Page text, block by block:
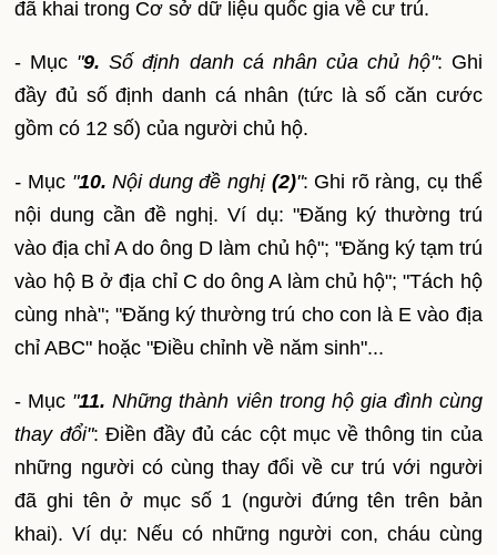
đã khai trong Cơ sở dữ liệu quốc gia về cư trú.
- Mục "9.Số định danh cá nhân của chủ hộ": Ghi
đầy đủ số định danh cá nhân (tức là số căn cước
gồm có 12 số) của người chủ hộ.
- Mục "10. Nội dung đề nghị (2)": Ghi rõ ràng, cụ thể
nội dung cần đề nghị. Ví dụ: "Đăng ký thường trú
vào địa chỉ A do ông D làm chủ hộ"; "Đăng ký tạm trú
vào hộ B ở địa chỉ C do ông A làm chủ hộ"; "Tách hộ
cùng nhà"; "Đăng ký thường trú cho con là E vào địa
chỉ ABC" hoặc "Điều chỉnh về năm sinh"...
- Mục "11.Những thành viên trong hộ gia đình cùng
thay đổi": Điền đầy đủ các cột mục về thông tin của
những người có cùng thay đổi về cư trú với người
đã ghi tên ở mục số 1 (người đứng tên trên bản
khai). Ví dụ: Nếu có những người con, cháu cùng